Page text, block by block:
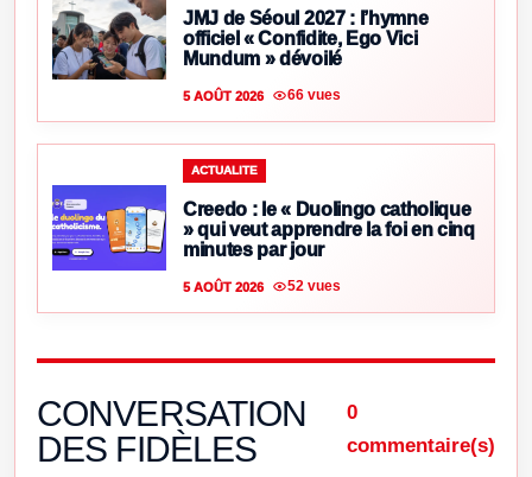
JMJ de Séoul 2027 : l’hymne
officiel « Confidite, Ego Vici
Mundum » dévoilé
5 AOÛT 2026 66 vues
ACTUALITE
Creedo : le « Duolingo catholique
» qui veut apprendre la foi en cinq
minutes par jour
5 AOÛT 2026 52 vues
CONVERSATION
DES FIDÈLES
0
commentaire(s)